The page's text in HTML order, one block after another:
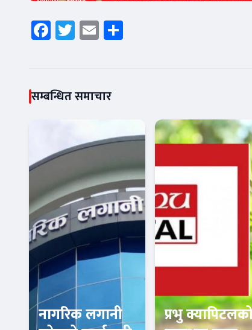
Facebook
Twitter
Email
सम्बन्धित समाचार
नागरिक लगानी
प्रभु